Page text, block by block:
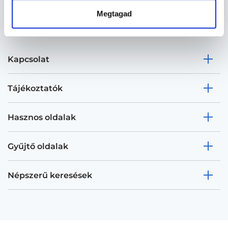
Megtagad
Kapcsolat
Tájékoztatók
Hasznos oldalak
Gyűjtő oldalak
Népszerű keresések